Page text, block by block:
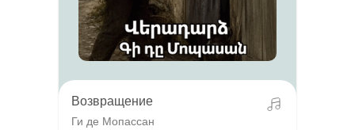
Возвращение
Ги де Мопассан